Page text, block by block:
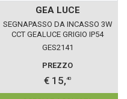
GEA LUCE
SEGNAPASSO DA INCASSO 3W
CCT GEALUCE GRIGIO IP54
GES2141
PREZZO
€ 15,40